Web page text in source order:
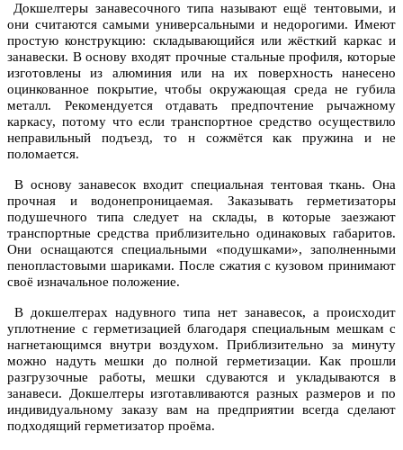
Докшелтеры занавесочного типа называют ещё тентовыми, и
они считаются самыми универсальными и недорогими. Имеют
простую конструкцию: складывающийся или жёсткий каркас и
занавески. В основу входят прочные стальные профиля, которые
изготовлены из алюминия или на их поверхность нанесено
оцинкованное покрытие, чтобы окружающая среда не губила
металл. Рекомендуется отдавать предпочтение рычажному
каркасу, потому что если транспортное средство осуществило
неправильный подъезд, то н сожмётся как пружина и не
поломается.
В основу занавесок входит специальная тентовая ткань. Она
прочная и водонепроницаемая. Заказывать герметизаторы
подушечного типа следует на склады, в которые заезжают
транспортные средства приблизительно одинаковых габаритов.
Они оснащаются специальными «подушками», заполненными
пенопластовыми шариками. После сжатия с кузовом принимают
своё изначальное положение.
В докшелтерах надувного типа нет занавесок, а происходит
уплотнение с герметизацией благодаря специальным мешкам с
нагнетающимся внутри воздухом. Приблизительно за минуту
можно надуть мешки до полной герметизации. Как прошли
разгрузочные работы, мешки сдуваются и укладываются в
занавеси. Докшелтеры изготавливаются разных размеров и по
индивидуальному заказу вам на предприятии всегда сделают
подходящий герметизатор проёма.